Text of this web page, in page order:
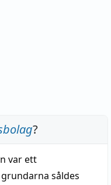
?
var ett
såldes